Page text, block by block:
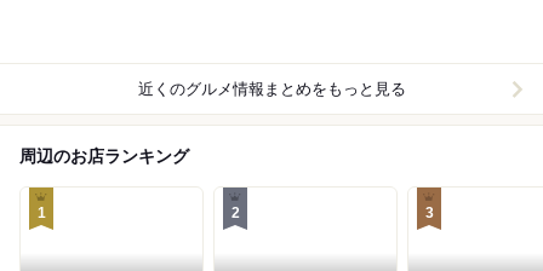
近くのグルメ情報まとめをもっと見る
周辺のお店ランキング
1 2 3